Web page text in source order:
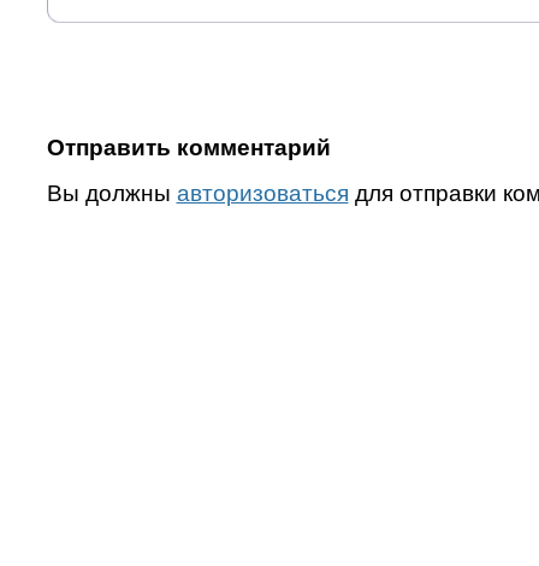
Отправить комментарий
Вы должны авторизоваться для отправки